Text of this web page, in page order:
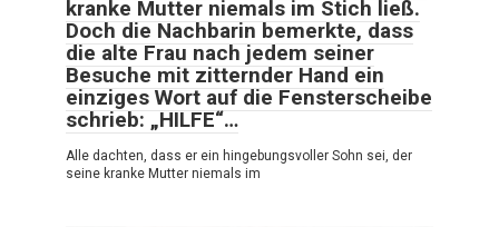
kranke Mutter niemals im Stich ließ.
Doch die Nachbarin bemerkte, dass
die alte Frau nach jedem seiner
Besuche mit zitternder Hand ein
einziges Wort auf die Fensterscheibe
schrieb: „HILFE“…
Alle dachten, dass er ein hingebungsvoller Sohn sei, der
seine kranke Mutter niemals im